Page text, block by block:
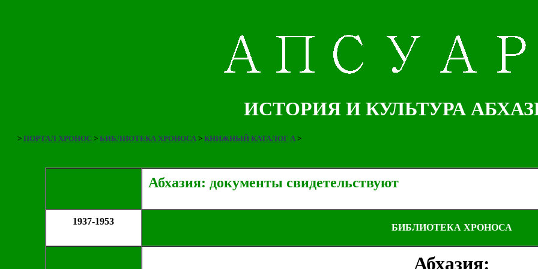
ИСТОРИЯ И КУЛЬТУРА
> ПОРТАЛ ХРОНОС > БИБЛИОТЕКА ХРОНОСА > КНИЖНЫЙ КАТАЛОГ А >
Абхазия: документы свидетельствуют
1937-1953
БИБЛИОТЕКА ХРОНОСА
Абхазия: